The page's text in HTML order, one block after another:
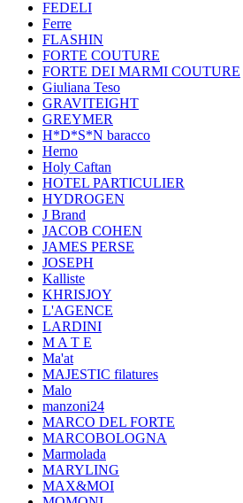
FEDELI
Ferre
FLASHIN
FORTE COUTURE
FORTE DEI MARMI COUTURE
Giuliana Teso
GRAVITEIGHT
GREYMER
H*D*S*N baracco
Herno
Holy Caftan
HOTEL PARTICULIER
HYDROGEN
J Brand
JACOB COHEN
JAMES PERSE
JOSEPH
Kalliste
KHRISJOY
L'AGENCE
LARDINI
M A T E
Ma'at
MAJESTIC filatures
Malo
manzoni24
MARCO DEL FORTE
MARCOBOLOGNA
Marmolada
MARYLING
MAX&MOI